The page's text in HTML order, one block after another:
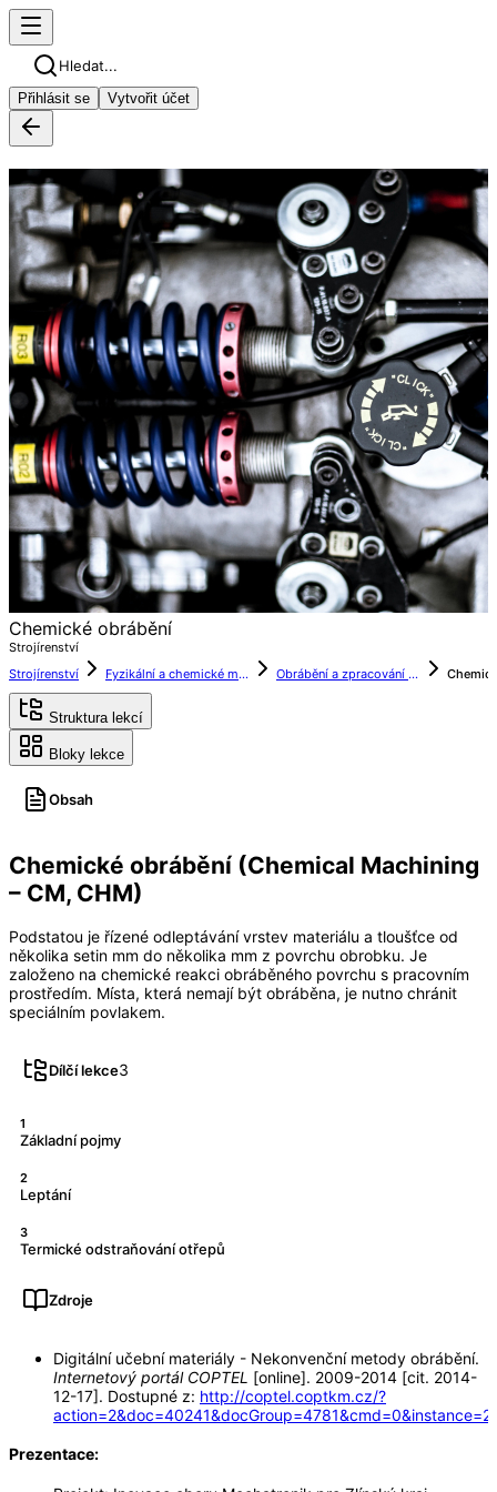
Hledat...
Přihlásit se Vytvořit účet
Chemické obrábění
Strojírenství
Strojírenství
Fyzikální a chemické metody obrábění Obrábění a zpracování kovů
Struktura lekcí
Bloky lekce
Obsah
Chemické obrábění (Chemical Machining
– CM, CHM)
Podstatou je řízené odleptávání vrstev materiálu a tloušťce od
několika setin mm do několika mm z povrchu obrobku. Je
založeno na chemické reakci obráběného povrchu s pracovním
prostředím. Místa, která nemají být obráběna, je nutno chránit
speciálním povlakem.
Dílčí lekce3
1
Základní pojmy
2
Leptání
3
Termické odstraňování otřepů
Zdroje
Digitální učební materiály - Nekonvenční metody obrábění.
Internetový portál COPTEL [online]. 2009-2014 [cit. 2014-
12-17]. Dostupné z: http://coptel.coptkm.cz/?
action=2&doc=40241&docGroup=4781&cmd=0&instance=2
Prezentace: